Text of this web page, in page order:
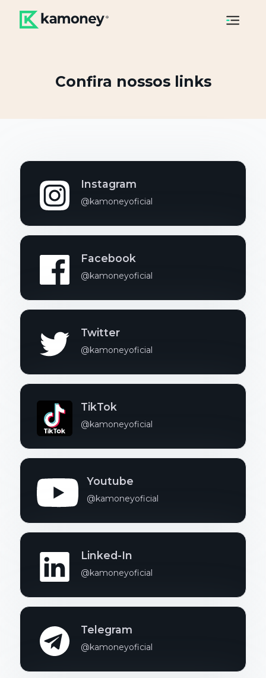
Confira nossos links
Instagram
@kamoneyoficial
Facebook
@kamoneyoficial
Twitter
@kamoneyoficial
TikTok
@kamoneyoficial
Youtube
@kamoneyoficial
Linked-In
@kamoneyoficial
Telegram
@kamoneyoficial